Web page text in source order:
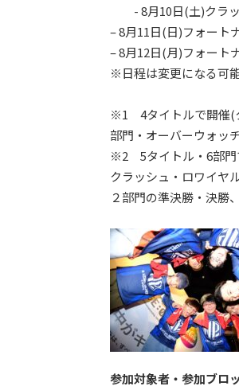
- 8月10日(土)クラッ
– 8月11日(日)フォート
– 8月12日(月)フォート
※日程は変更になる可
※1 4タイトルで開催(
部門・オーバーウォッ
※2 5タイトル・6部門
クラッシュ・ロワイヤ
２部門の準決勝・決勝
参加対象者・参加ブロ